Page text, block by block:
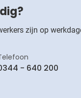
zijn op
- 640 200